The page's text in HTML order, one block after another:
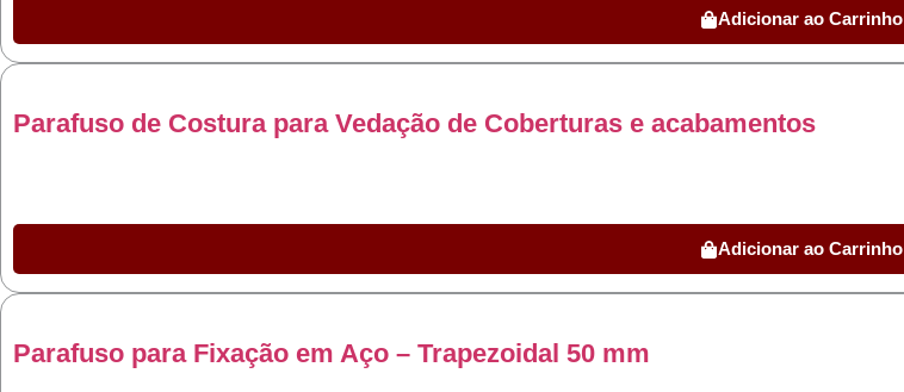
Adicionar ao Carrinho
Parafuso de Costura para Vedação de Coberturas e acabamentos
Adicionar ao Carrinho
Parafuso para Fixação em Aço – Trapezoidal 50 mm